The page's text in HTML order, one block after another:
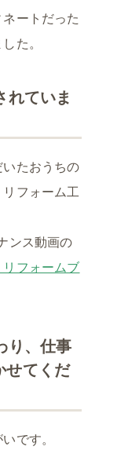
ートだった
た。
れていま
たおうちの
フォーム工
ンス動画の
リフォームブ
り、仕事
せてくだ
です。